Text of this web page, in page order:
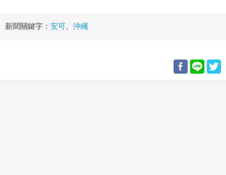
新聞關鍵字： 安可 沖繩